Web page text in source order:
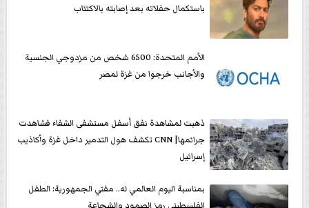
باستكمال حفلاته بعد إصابته بالاكتئاب
الأمم المتحدة: 6500 شخص من مزدوجي الجنسية
والأجانب خرجوا من غزة لمصر
ذهبت لمشاهدة نفق أسفل مستشفى الشفاء فشاهدت
جرائمها| CNN تكشف هول التدمير داخل غزة وأكاذيب
إسرائيل
بمناسبة اليوم العالمي له.. مفتي الجمهورية: الطفل